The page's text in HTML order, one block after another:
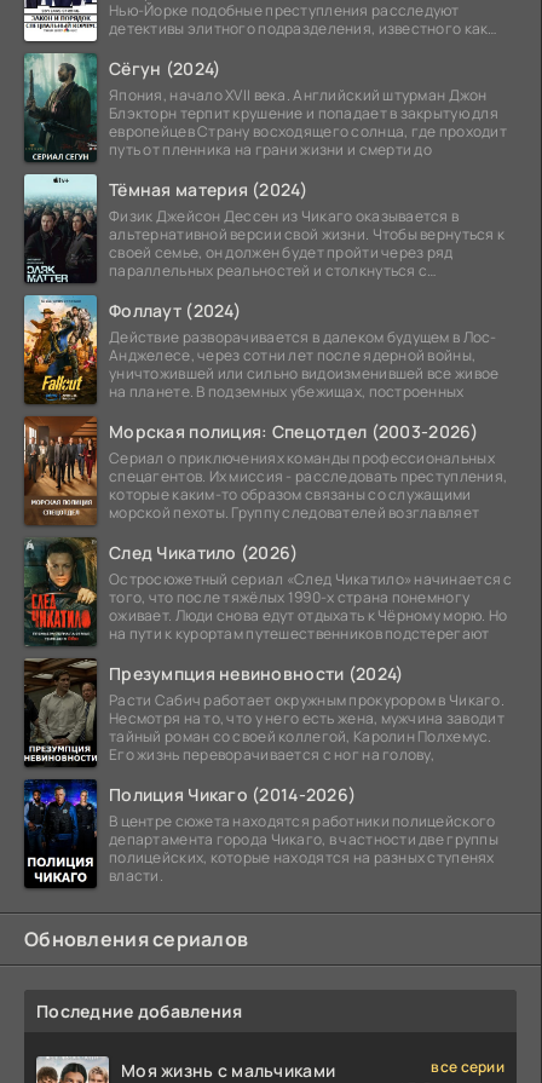
Нью-Йорке подобные преступления расследуют
детективы элитного подразделения, известного как
Сёгун (2024)
Япония, начало XVII века. Английский штурман Джон
Блэкторн терпит крушение и попадает в закрытую для
европейцев Страну восходящего солнца, где проходит
путь от пленника на грани жизни и смерти до
Тёмная материя (2024)
Физик Джейсон Дессен из Чикаго оказывается в
альтернативной версии свой жизни. Чтобы вернуться к
своей семье, он должен будет пройти через ряд
параллельных реальностей и столкнуться с
Фоллаут (2024)
Действие разворачивается в далеком будущем в Лос-
Анджелесе, через сотни лет после ядерной войны,
уничтожившей или сильно видоизменившей все живое
на планете. В подземных убежищах, построенных
Морская полиция: Спецотдел (2003-2026)
Сериал о приключениях команды профессиональных
спецагентов. Их миссия - расследовать преступления,
которые каким-то образом связаны со служащими
морской пехоты. Группу следователей возглавляет
След Чикатило (2026)
Остросюжетный сериал «След Чикатило» начинается с
того, что после тяжёлых 1990-х страна понемногу
оживает. Люди снова едут отдыхать к Чёрному морю. Но
на пути к курортам путешественников подстерегают
Презумпция невиновности (2024)
Расти Сабич работает окружным прокурором в Чикаго.
Несмотря на то, что у него есть жена, мужчина заводит
тайный роман со своей коллегой, Каролин Полхемус.
Его жизнь переворачивается с ног на голову,
Полиция Чикаго (2014-2026)
В центре сюжета находятся работники полицейского
департамента города Чикаго, в частности две группы
полицейских, которые находятся на разных ступенях
власти.
Обновления сериалов
Последние добавления
Моя жизнь с мальчиками
все серии